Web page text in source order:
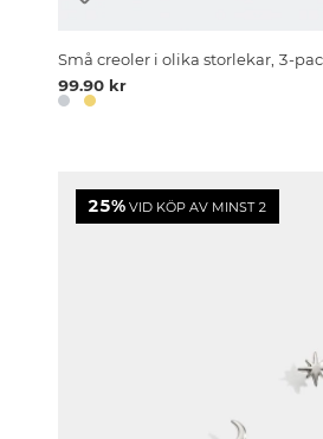
Små creoler i olika storlekar, 3-
99.90 kr
25% VID KÖP AV MINST 2